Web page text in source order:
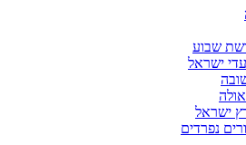
שבוע
ישראל
ישראל
נפרדים